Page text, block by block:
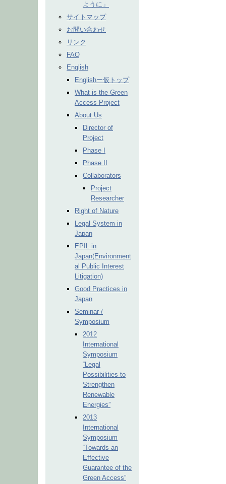
ように」
サイトマップ
お問い合わせ
リンク
FAQ
English
Englishー仮トップ
What is the Green
Access Project
About Us
Director of
Project
Phase I
Phase II
Collaborators
Project
Researcher
Right of Nature
Legal System in
Japan
EPIL in
Japan(Environment
al Public Interest
Litigation)
Good Practices in
Japan
Seminar /
Symposium
2012
International
Symposium
“Legal
Possibilities to
Strengthen
Renewable
Energies”
2013
International
Symposium
“Towards an
Effective
Guarantee of the
Green Access”